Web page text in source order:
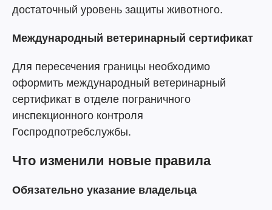
достаточный уровень защиты животного.
Международный ветеринарный сертификат
Для пересечения границы необходимо
оформить международный ветеринарный
сертификат в отделе пограничного
инспекционного контроля
Госпродпотребслужбы.
Что изменили новые правила
Обязательно указание владельца